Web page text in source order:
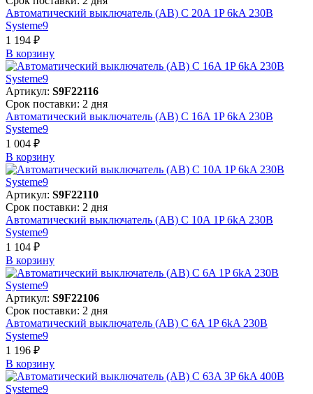
Автоматический выключатель (АВ) C 20A 1P 6kA 230В
Systeme9
1 194 ₽
В корзинy
Артикул: S9F22116
Срок поставки: 2 дня
Автоматический выключатель (АВ) C 16A 1P 6kA 230В
Systeme9
1 004 ₽
В корзинy
Артикул: S9F22110
Срок поставки: 2 дня
Автоматический выключатель (АВ) C 10A 1P 6kA 230В
Systeme9
1 104 ₽
В корзинy
Артикул: S9F22106
Срок поставки: 2 дня
Автоматический выключатель (АВ) C 6A 1P 6kA 230В
Systeme9
1 196 ₽
В корзинy